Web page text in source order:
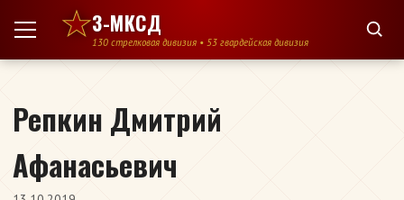
Перейти к содержимому
3-МКСД
130 стрелковая дивизия • 53 гвардейская дивизия
Репкин Дмитрий
Афанасьевич